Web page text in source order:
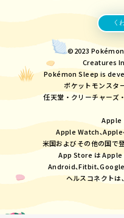
く
©2023
Creatures
Pokémon Sleep is
ポケットモンスタ
任天堂・クリーチャーズ
Apple
Apple Watch､Apple
米国およびその他の国で
App Store は Apple
Android､Fitbit､
ヘルスコネクトは